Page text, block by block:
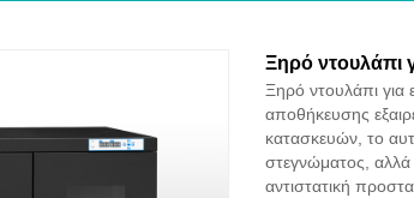
Ξηρό ντουλάπι
Ξηρό ντουλάπι για
αποθήκευσης
κατασκευών, το
στεγνώματος, αλλά
αντιστατική